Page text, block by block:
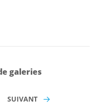
galeries
SUIVANT